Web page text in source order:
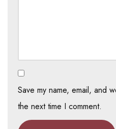
Save my name, email, and
the next time I comment.